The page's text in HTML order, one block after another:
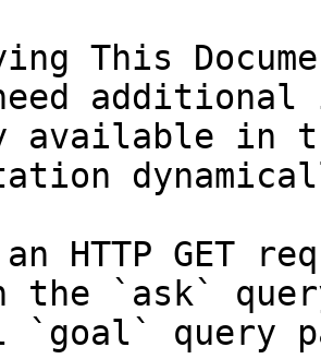
This
available in
HTTP GET
the `ask`
`goal` query